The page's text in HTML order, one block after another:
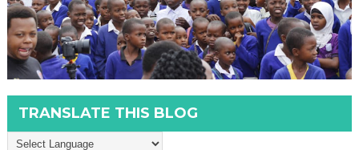
TRANSLATE THIS BLOG